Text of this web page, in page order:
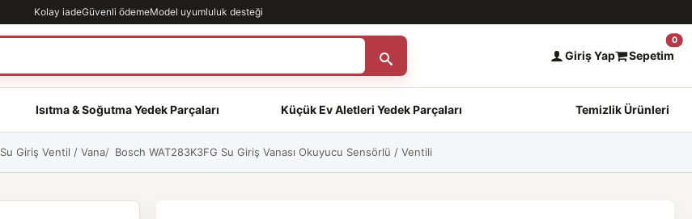
Kolay iadeGüvenli ödemeModel uyumluluk desteği
Giriş Yap Sepetim
0
Isıtma & Soğutma Yedek Parçaları Küçük Ev Aletleri Yedek Parçaları Temizlik Ürünleri
Su Giriş Ventil / Vana Bosch WAT283K3FG Su Giriş Vanası Okuyucu Sensörlü / Ventili